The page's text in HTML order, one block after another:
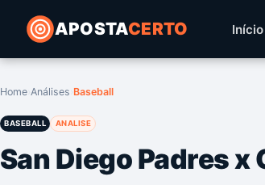
APOSTACERTO Início
Home Análises Baseball
BASEBALL ANALISE
San Diego Padres